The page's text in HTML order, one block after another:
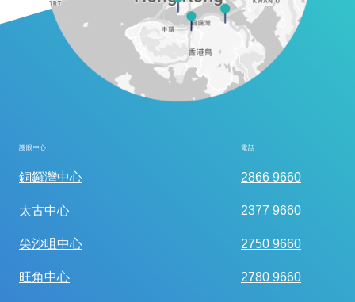
護眼中心 電話
銅鑼灣中心 2866 9660
太古中心 2377 9660
尖沙咀中心 2750 9660
旺角中心 2780 9660